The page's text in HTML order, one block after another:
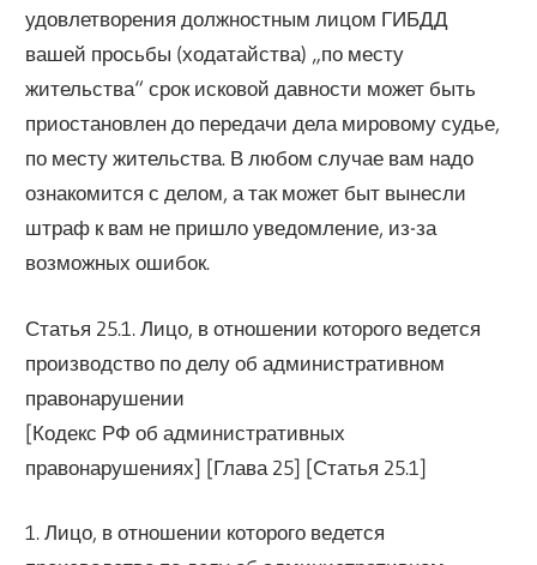
удовлетворения должностным лицом ГИБДД
вашей просьбы (ходатайства) „по месту
жительства“ срок исковой давности может быть
приостановлен до передачи дела мировому судье,
по месту жительства. В любом случае вам надо
ознакомится с делом, а так может быт вынесли
штраф к вам не пришло уведомление, из-за
возможных ошибок.
Статья 25.1. Лицо, в отношении которого ведется
производство по делу об административном
правонарушении
[Кодекс РФ об административных
правонарушениях] [Глава 25] [Статья 25.1]
1. Лицо, в отношении которого ведется